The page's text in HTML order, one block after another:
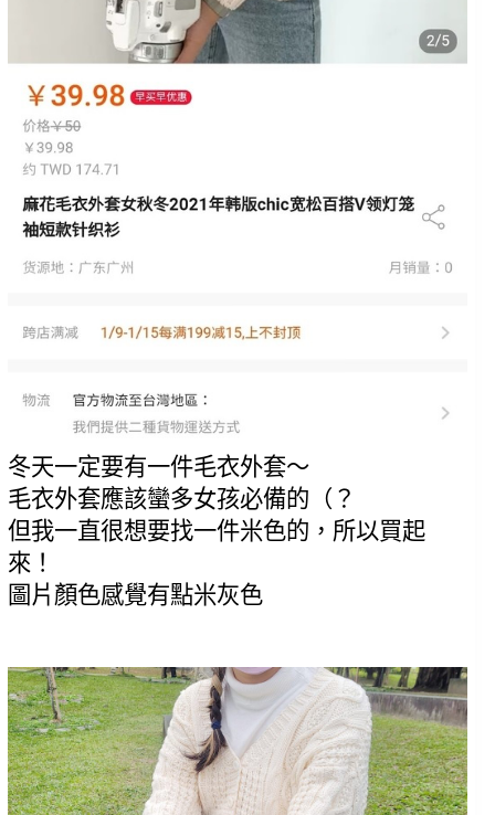
冬天一定要有一件毛衣外套～
毛衣外套應該蠻多女孩必備的（？
但我一直很想要找一件米色的，所以買起
來！
圖片顏色感覺有點米灰色